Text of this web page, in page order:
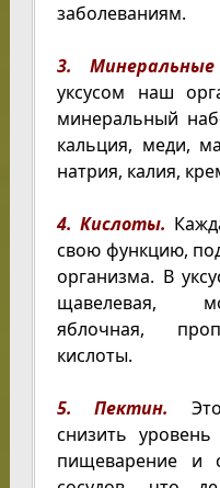
заболеваниям.
3.
уксусом наш
минеральный
кальция, меди,
натрия, калия,
4. Кислоты.
свою функцию,
организма. В
щавелевая,
яблочная,
кислоты.
5. Пектин.
снизить
пищеварение и